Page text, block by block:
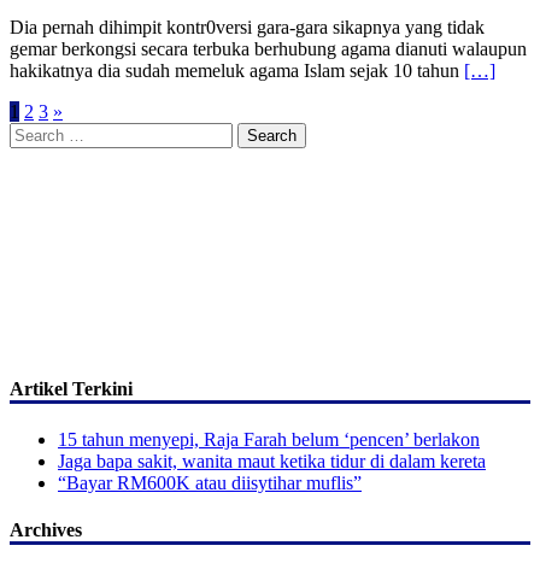
Dia pernah dihimpit kontr0versi gara-gara sikapnya yang tidak
gemar berkongsi secara terbuka berhubung agama dianuti walaupun
hakikatnya dia sudah memeluk agama Islam sejak 10 tahun […]
Posts
navigation
1 2 3 »
Search
for:
Artikel Terkini
15 tahun menyepi, Raja Farah belum ‘pencen’ berlakon
Jaga bapa sakit, wanita maut ketika tidur di dalam kereta
“Bayar RM600K atau diisytihar muflis”
Archives